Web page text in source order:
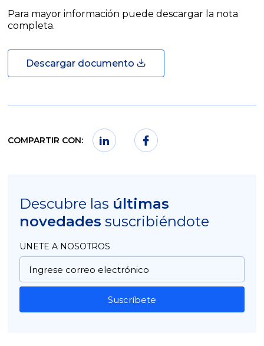
Para mayor información puede descargar la nota
completa.
Descargar documento
COMPARTIR CON:
Descubre las últimas
novedades suscribiéndote
UNETE A NOSOTROS
Suscríbete